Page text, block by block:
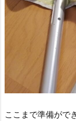
ここまで準備がで